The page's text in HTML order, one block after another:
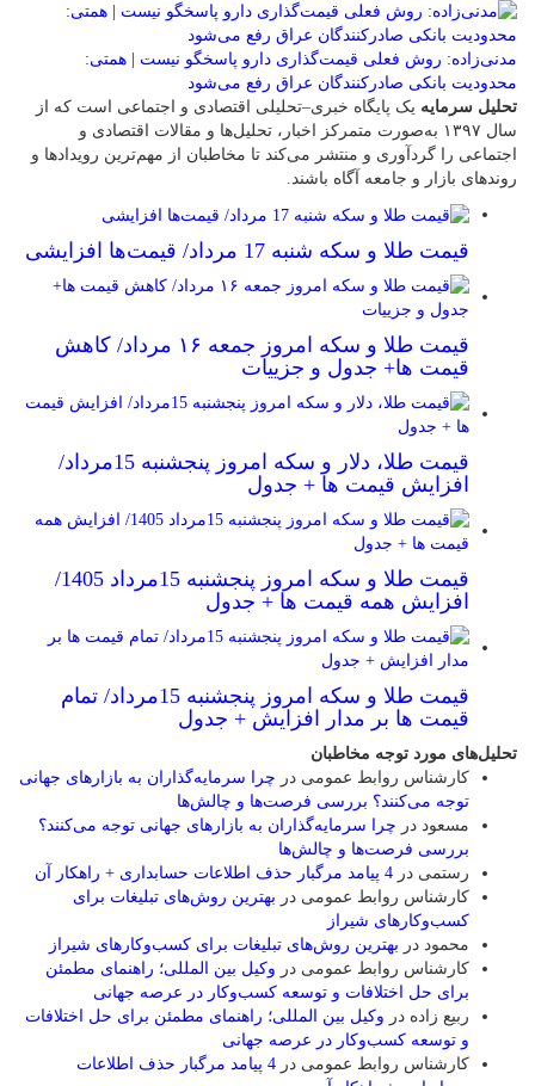
مدنی‌زاده: روش فعلی قیمت‌گذاری دارو پاسخگو نیست | همتی:
محدودیت بانکی صادرکنندگان عراق رفع می‌شود
تحلیل سرمایه یک پایگاه خبری–تحلیلی اقتصادی و اجتماعی است که از
سال ۱۳۹۷ به‌صورت متمرکز اخبار، تحلیل‌ها و مقالات اقتصادی و
اجتماعی را گردآوری و منتشر می‌کند تا مخاطبان از مهم‌ترین رویدادها و
روندهای بازار و جامعه آگاه باشند.
قیمت طلا و سکه شنبه 17 مرداد/ قیمت‌ها افزایشی
قیمت طلا و سکه امروز جمعه ۱۶ مرداد/ کاهش
قیمت ها+ جدول و جزییات
قیمت طلا، دلار و سکه امروز پنجشنبه 15مرداد/
افزایش قیمت ها + جدول
قیمت طلا و سکه امروز پنجشنبه 15مرداد 1405/
افزایش همه قیمت ها + جدول
قیمت طلا و سکه امروز پنجشنبه 15مرداد/ تمام
قیمت ها بر مدار افزایش + جدول
تحلیل‌های مورد توجه مخاطبان
کارشناس روابط عمومی در چرا سرمایه‌گذاران به بازارهای جهانی
توجه می‌کنند؟ بررسی فرصت‌ها و چالش‌ها
مسعود در چرا سرمایه‌گذاران به بازارهای جهانی توجه می‌کنند؟
بررسی فرصت‌ها و چالش‌ها
رستمی در 4 پیامد مرگبار حذف اطلاعات حسابداری + راهکار آن
کارشناس روابط عمومی در بهترین روش‌های تبلیغات برای
کسب‌وکارهای شیراز
محمود در بهترین روش‌های تبلیغات برای کسب‌وکارهای شیراز
کارشناس روابط عمومی در وکیل بین المللی؛ راهنمای مطمئن
برای حل اختلافات و توسعه کسب‌وکار در عرصه جهانی
ربیع زاده در وکیل بین المللی؛ راهنمای مطمئن برای حل اختلافات
و توسعه کسب‌وکار در عرصه جهانی
کارشناس روابط عمومی در
4 پیامد مرگبار حذف اطلاعات